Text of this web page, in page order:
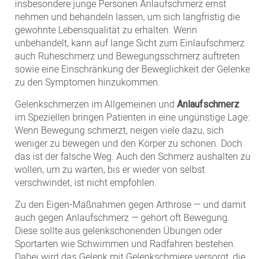
insbesondere junge Personen Anlaufschmerz ernst
nehmen und behandeln lassen, um sich langfristig die
gewohnte Lebensqualität zu erhalten. Wenn
unbehandelt, kann auf lange Sicht zum Einlaufschmerz
auch Ruheschmerz und Bewegungsschmerz auftreten
sowie eine Einschränkung der Beweglichkeit der Gelenke
zu den Symptomen hinzukommen.
Gelenkschmerzen im Allgemeinen und Anlaufschmerz
im Speziellen bringen Patienten in eine ungünstige Lage:
Wenn Bewegung schmerzt, neigen viele dazu, sich
weniger zu bewegen und den Körper zu schonen. Doch
das ist der falsche Weg. Auch den Schmerz aushalten zu
wollen, um zu warten, bis er wieder von selbst
verschwindet, ist nicht empfohlen.
Zu den Eigen-Maßnahmen gegen Arthrose — und damit
auch gegen Anlaufschmerz — gehört oft Bewegung.
Diese sollte aus gelenkschonenden Übungen oder
Sportarten wie Schwimmen und Radfahren bestehen.